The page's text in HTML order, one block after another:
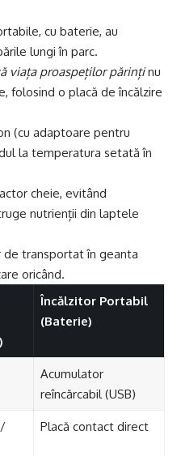
cu baterie, au
lungi în parc.
viața proaspeților părinținu
folosind o placă de încălzire
(cu adaptoare pentru
la temperatura setată în
cheie, evitând
nutrienții din laptele
de transportat în geanta
oricând.
Încălzitor Portabil
(Baterie)
Acumulator
reîncărcabil (USB)
Placă contact direct